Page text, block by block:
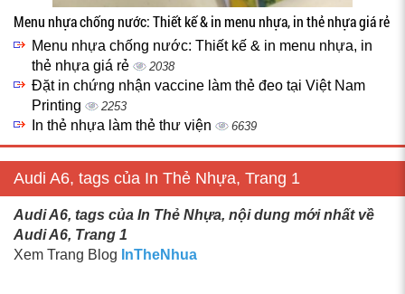
Menu nhựa chống nước: Thiết kế & in menu nhựa, in thẻ nhựa giá rẻ
Menu nhựa chống nước: Thiết kế & in menu nhựa, in
thẻ nhựa giá rẻ
2038
Đặt in chứng nhận vaccine làm thẻ đeo tại Việt Nam
Printing
2253
In thẻ nhựa làm thẻ thư viện 6639
Audi A6, tags của In Thẻ Nhựa, Trang 1
Audi A6, tags của In Thẻ Nhựa, nội dung mới nhất về
Audi A6, Trang 1
Xem Trang Blog InTheNhua